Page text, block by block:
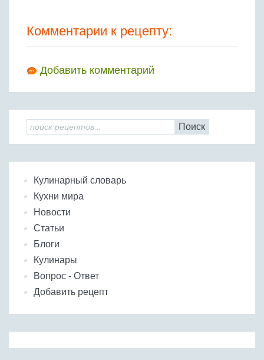
Комментарии к рецепту:
Добавить комментарий
Поиск
Кулинарный словарь
Кухни мира
Новости
Статьи
Блоги
Кулинары
Вопрос - Ответ
Добавить рецепт